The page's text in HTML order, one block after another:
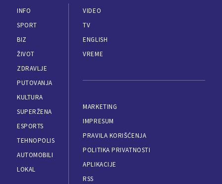
INFO
SPORT
BIZ
ŽIVOT
ZDRAVLJE
PUTOVANJA
KULTURA
SUPERŽENA
ESPORTS
TEHNOPOLIS
AUTOMOBILI
LOKAL
VIDEO
TV
ENGLISH
VREME
MARKETING
IMPRESUM
PRAVILA KORIŠĆENJA
POLITIKA PRIVATNOSTI
APLIKACIJE
RSS